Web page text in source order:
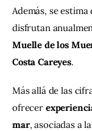
Además, se estima
disfrutan
Muelle de los
Costa Careyes.
Más allá de las
ofrecer
mar, asociadas a